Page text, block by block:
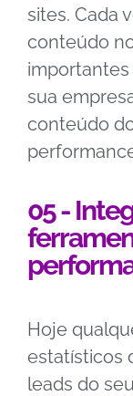
sites. Cada
conteúdo
sua
conteúdo
05 -
Hoje
estatísticos
leads do